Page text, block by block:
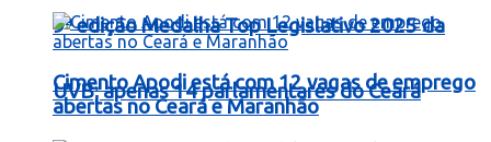
9ª edição Medalha Top Legislativo 2025 da
UVB; apenas 14 parlamentares do Ceará
Cimento Apodi está com 12 vagas de emprego
abertas no Ceará e Maranhão